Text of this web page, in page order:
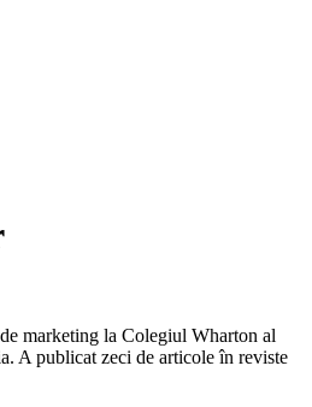
marketing la Colegiul Wharton al
A publicat zeci de articole în reviste